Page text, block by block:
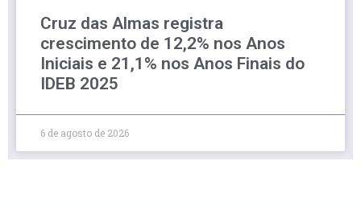
Cruz das Almas registra
crescimento de 12,2% nos Anos
Iniciais e 21,1% nos Anos Finais do
IDEB 2025
6 de agosto de 2026